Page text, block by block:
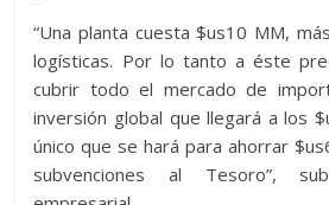
“Una planta cuesta $us10 MM,
logísticas. Por lo tanto a éste
cubrir todo el mercado de
inversión global que llegará a los
único que se hará para ahorrar
subvenciones al Tesoro”,